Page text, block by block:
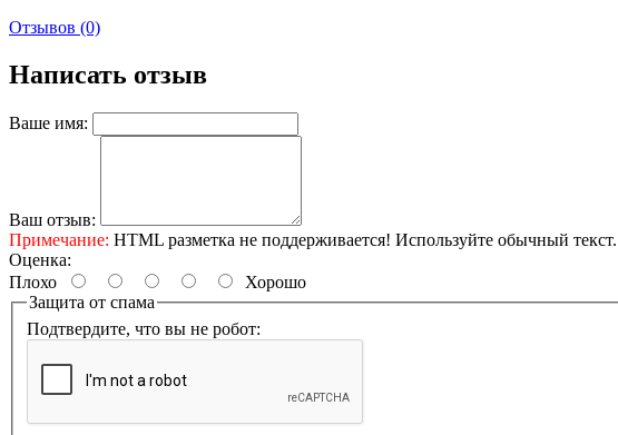
Отзывов (0)
Написать отзыв
Ваше имя:
Ваш отзыв:
Примечание: HTML разметка не поддерживается! Используйте обычный текст.
Оценка:
Плохо
Хорошо
Защита от спама
Подтвердите, что вы не робот: